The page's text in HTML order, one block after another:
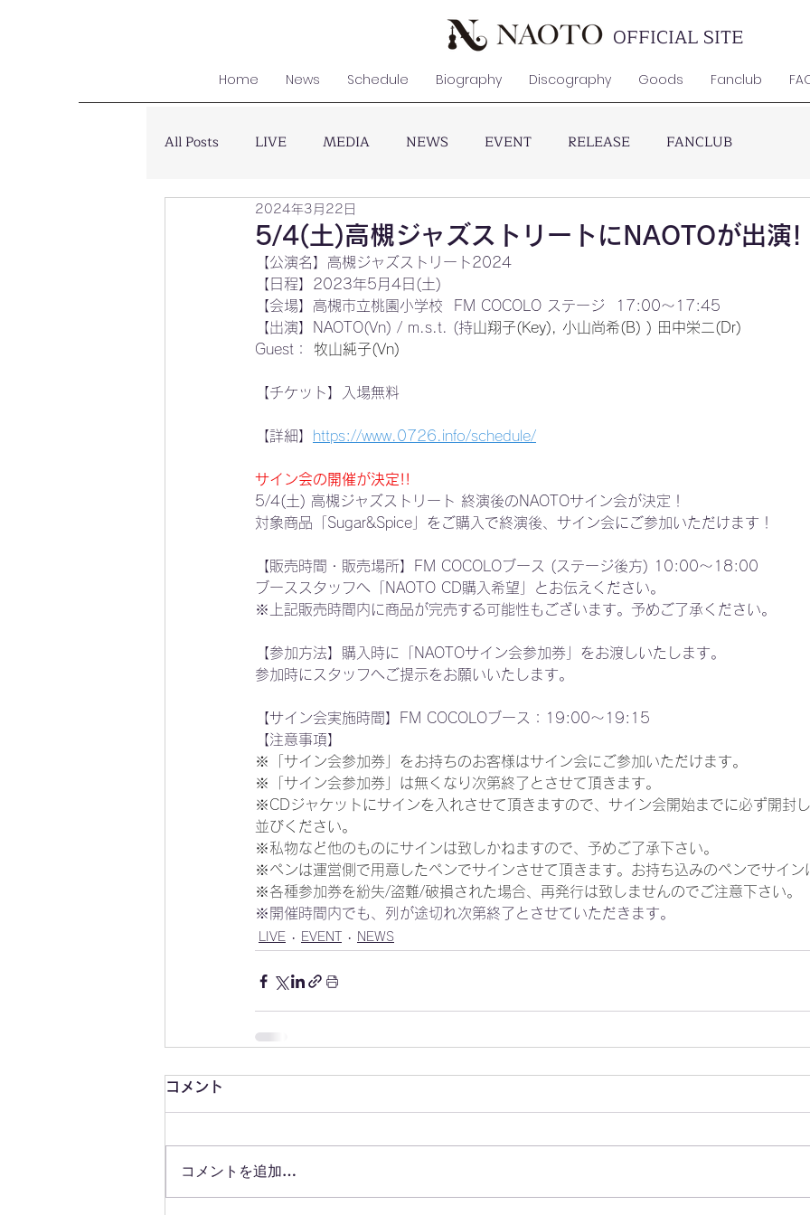
OFFICIAL SITE
Home News Schedule Biography Discography Goods Fanclub
All Posts LIVE MEDIA NEWS EVENT RELEASE FANCLUB
5/4(土)高槻ジャズストリートにNAOTOが出演!
2024年3月22日
【公演名】高槻ジャズストリート2024
【日程】2023年5月4日(土)
【会場】高槻市立桃園小学校  FM COCOLO ステージ  17:00〜17:45
【出演】NAOTO(Vn) / m.s.t. (持山翔子(Key), 小山尚希(B) ) 田中栄二(Dr)
Guest：
牧山純子(Vn)
【チケット】入場無料
【詳細】 https://www.0726.info/schedule/
サイン会の開催が決定!!
5/4(土) 高槻ジャズストリート 終演後のNAOTOサイン会が決定！
対象商品「Sugar&Spice」をご購入で終演後、サイン会にご参加いただけます！
【販売時間・販売場所】FM COCOLOブース (ステージ後方) 10:00〜18:00
ブーススタッフへ「NAOTO CD購入希望」とお伝えください。
※上記販売時間内に商品が完売する可能性もございます。予めご了承ください。
【参加方法】購入時に「NAOTOサイン会参加券」をお渡しいたします。
参加時にスタッフへご提示をお願いいたします。
【サイン会実施時間】FM COCOLOブース：19:00〜19:15
【注意事項】
※「サイン会参加券」をお持ちのお客様はサイン会にご参加いただけます。
※「サイン会参加券」は無くなり次第終了とさせて頂きます。
※CDジャケットにサインを入れさせて頂きますので、サイン会開始までに必ず開封
並びください。
※私物など他のものにサインは致しかねますので、予めご了承下さい。
※ペンは運営側で用意したペンでサインさせて頂きます。お持ち込みのペンでサイン
※各種参加券を紛失/盗難/破損された場合、再発行は致しませんのでご注意下さい。
※開催時間内でも、列が途切れ次第終了とさせていただきます。
LIVE EVENT NEWS
コメント
コメントを追加…